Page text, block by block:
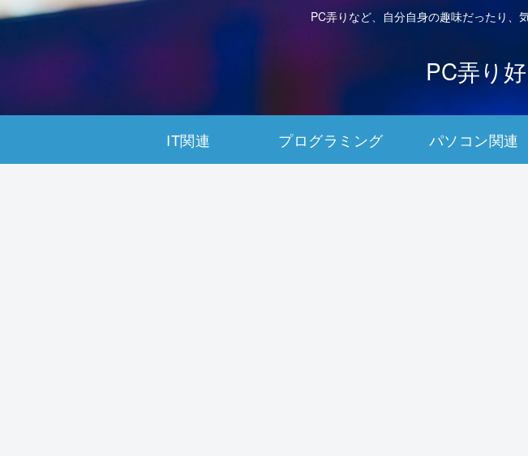
PC弄りなど、自分自身の趣味だったり、
PC弄り
IT関連 プログラミング パソコン関連